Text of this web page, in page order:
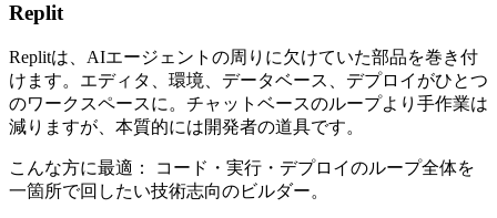
Replit
Replitは、AIエージェントの周りに欠けていた部品を巻き付
けます。エディタ、環境、データベース、デプロイがひとつ
のワークスペースに。チャットベースのループより手作業は
減りますが、本質的には開発者の道具です。
こんな方に最適：
コード・実行・デプロイのループ全体を
一箇所で回したい技術志向のビルダー。